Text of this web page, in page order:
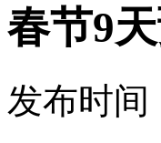
春节9
发布时间